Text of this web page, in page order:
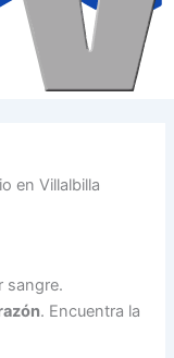
en Villalbilla
sangre.
. Encuentra la